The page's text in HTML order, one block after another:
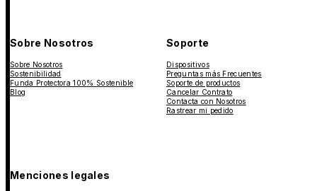
Sobre Nosotros
Sobre Nosotros
Sostenibilidad
Funda Protectora 100% Sostenible
Blog
Soporte
Dispositivos
Preguntas más Frecuentes
Soporte de productos
Cancelar Contrato
Contacta con Nosotros
Rastrear mi pedido
Menciones legales